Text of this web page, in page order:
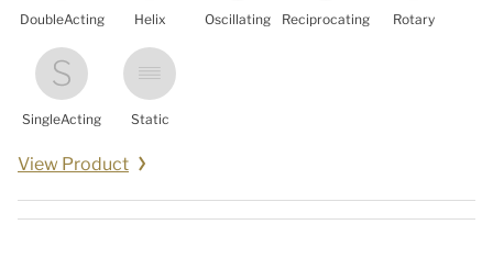
DoubleActing Helix Oscillating Reciprocating Rotary
SingleActing Static
View Product